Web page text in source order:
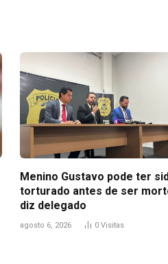
Menino Gustavo pode ter
torturado antes de ser
diz delegado
agosto 6, 2026 0 Visitas